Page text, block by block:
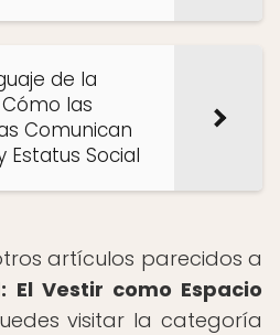
de la
las
Comunican
Estatus Social
artículos parecidos a
El Vestir como Espacio
visitar la categoría